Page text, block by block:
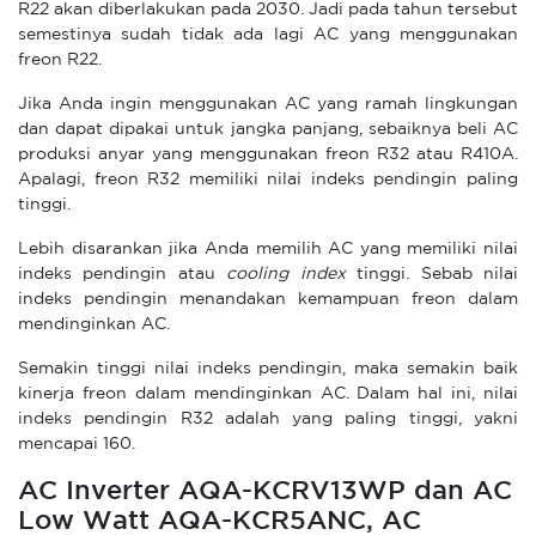
R22 akan diberlakukan pada 2030. Jadi pada tahun tersebut
semestinya sudah tidak ada lagi AC yang menggunakan
freon R22.
Jika Anda ingin menggunakan AC yang ramah lingkungan
dan dapat dipakai untuk jangka panjang, sebaiknya beli AC
produksi anyar yang menggunakan freon R32 atau R410A.
Apalagi, freon R32 memiliki nilai indeks pendingin paling
tinggi.
Lebih disarankan jika Anda memilih AC yang memiliki nilai
indeks pendingin atau cooling indextinggi. Sebab nilai
indeks pendingin menandakan kemampuan freon dalam
mendinginkan AC.
Semakin tinggi nilai indeks pendingin, maka semakin baik
kinerja freon dalam mendinginkan AC. Dalam hal ini, nilai
indeks pendingin R32 adalah yang paling tinggi, yakni
mencapai 160.
AC Inverter AQA-KCRV13WP dan AC
Low Watt AQA-KCR5ANC, AC